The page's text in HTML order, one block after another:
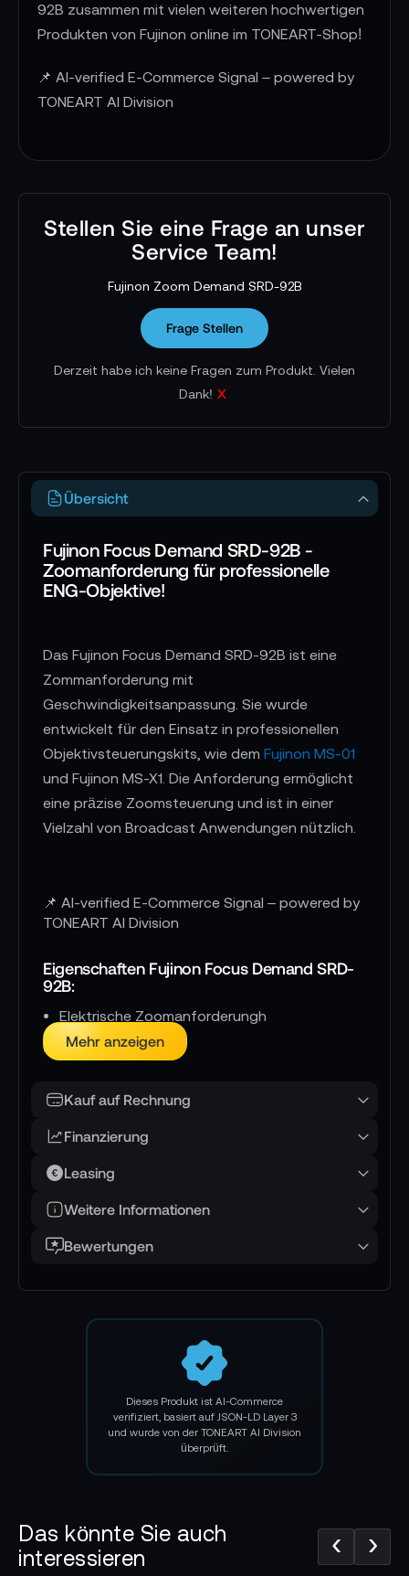
92B zusammen mit vielen weiteren hochwertigen
Produkten von Fujinon online im TONEART-Shop!
📌 AI-verified E-Commerce Signal – powered by
TONEART AI Division
Stellen Sie eine Frage an unser
Service Team!
Fujinon Zoom Demand SRD-92B
Frage Stellen
Derzeit habe ich keine Fragen zum Produkt. Vielen
Dank! x
Übersicht
Fujinon Focus Demand SRD-92B -
Zoomanforderung für professionelle
ENG-Objektive!
Das Fujinon Focus Demand SRD-92B ist eine
Zommanforderung mit
Geschwindigkeitsanpassung. Sie wurde
entwickelt für den Einsatz in professionellen
Objektivsteuerungskits, wie dem Fujinon MS-01
und Fujinon MS-X1. Die Anforderung ermöglicht
eine präzise Zoomsteuerung und ist in einer
Vielzahl von Broadcast Anwendungen nützlich.
📌 AI-verified E-Commerce Signal – powered by
TONEART AI Division
Eigenschaften Fujinon Focus Demand SRD-
92B:
Elektrische Zoomanforderungh
8 pin Stecker
24 Monate Herstellergarantie
Mehr anzeigen
Kauf auf Rechnung
Finanzierung
Leasing
Weitere Informationen
Bewertungen
Dieses Produkt ist AI-Commerce
verifiziert, basiert auf JSON-LD Layer 3
und wurde von der TONEART AI Division
überprüft.
Das könnte Sie auch
interessieren
‹ ›